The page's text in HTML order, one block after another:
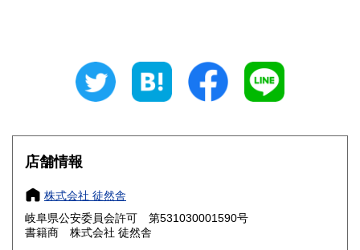
300円 三重県
大阪府
奈良県
鳥取県 300円 島根県
店舗情報
株式会社 徒然舎
岐阜県公安委員会許可 第531030001590号
書籍商 株式会社 徒然舎